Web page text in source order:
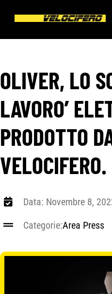
CHI
OLIVER, LO
LAVORO’
PRODOTTO
VELOCIFERO.
Data: Novembre 8,
Categorie:Area Press